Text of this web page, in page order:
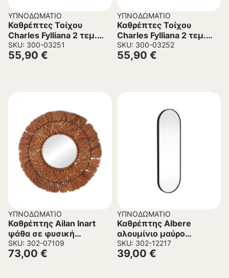
ΥΠΝΟΔΩΜΆΤΙΟ
Καθρέπτες Τοίχου
Charles Fylliana 2 τεμ.
Sonoma 60x5x60 εκ.
SKU: 300-03251
55,90 €
ΥΠΝΟΔΩΜΆΤΙΟ
Καθρέπτες Τοίχου
Charles Fylliana 2 τεμ.
Γκρί Δρύς 60x5x60 εκ.
SKU: 300-03252
55,90 €
ΥΠΝΟΔΩΜΆΤΙΟ
Καθρέπτης Ailan Inart
ψάθα σε φυσική
απόχρωση Φ60×8εκ
SKU: 302-07109
73,00 €
ΥΠΝΟΔΩΜΆΤΙΟ
Καθρέπτης Albere
αλουμίνιο μαύρο
40x4x120εκ
SKU: 302-12217
39,00 €